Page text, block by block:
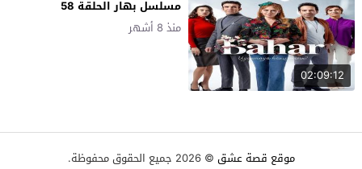
02:09:12
مسلسل بهار الحلقة 58
منذ 8 أشهر
موقع قصة عشق © 2026 جميع الحقوق محفوظة.